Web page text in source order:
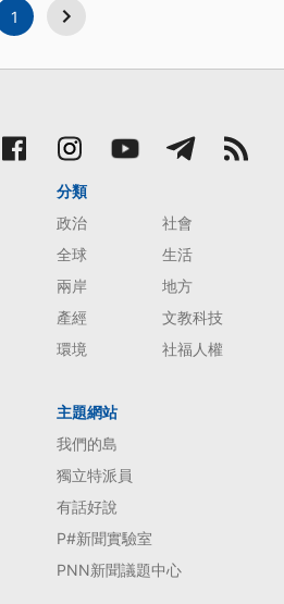
1
分類
政治
社會
全球
生活
兩岸
地方
產經
文教科技
環境
社福人權
主題網站
我們的島
獨立特派員
有話好說
P#新聞實驗室
PNN新聞議題中心